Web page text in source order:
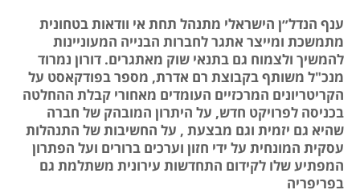
ענף הנדל״ן הישראלי מתנהל תחת אי וודאות בטחונית
מתמשכת ומייצר אתגר לחברות הבנייה המעוניינות
להמשיך ולצמוח גם בתנאי שוק מאתגרים. דורון נמרוד
מנכ"ל משותף בקבוצת רם אדרת, מספר בפודקאסט על
הקריטריונים המרכזיים העומדים מאחורי קבלת ההחלטה
בכניסה לפרויקט חדש, על היתרון המובהק של חברה
שהיא גם יזמית וגם מבצעת , על החשיבות של התנהלות
עסקית המונחית על ידי חזון וערכים ברורים ועל הפתרון
המפתיע שלו לקידום התחדשות עירונית משתלמת גם
בפריפריה